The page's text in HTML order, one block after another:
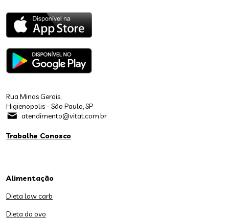
Rua Minas Gerais,
Higienopolis - São Paulo, SP
atendimento@vitat.com.br
Trabalhe Conosco
Alimentação
Dieta low carb
Dieta do ovo